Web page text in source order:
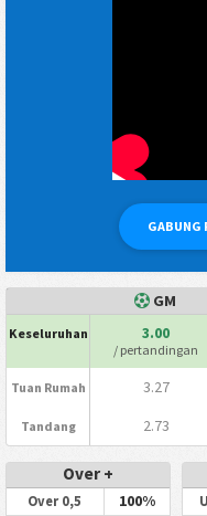
GABUNG
GM
Keseluruhan 3.00
/ pertandingan
Tuan Rumah 3.27
Tandang 2.73
Over +
Over 0,5 100%